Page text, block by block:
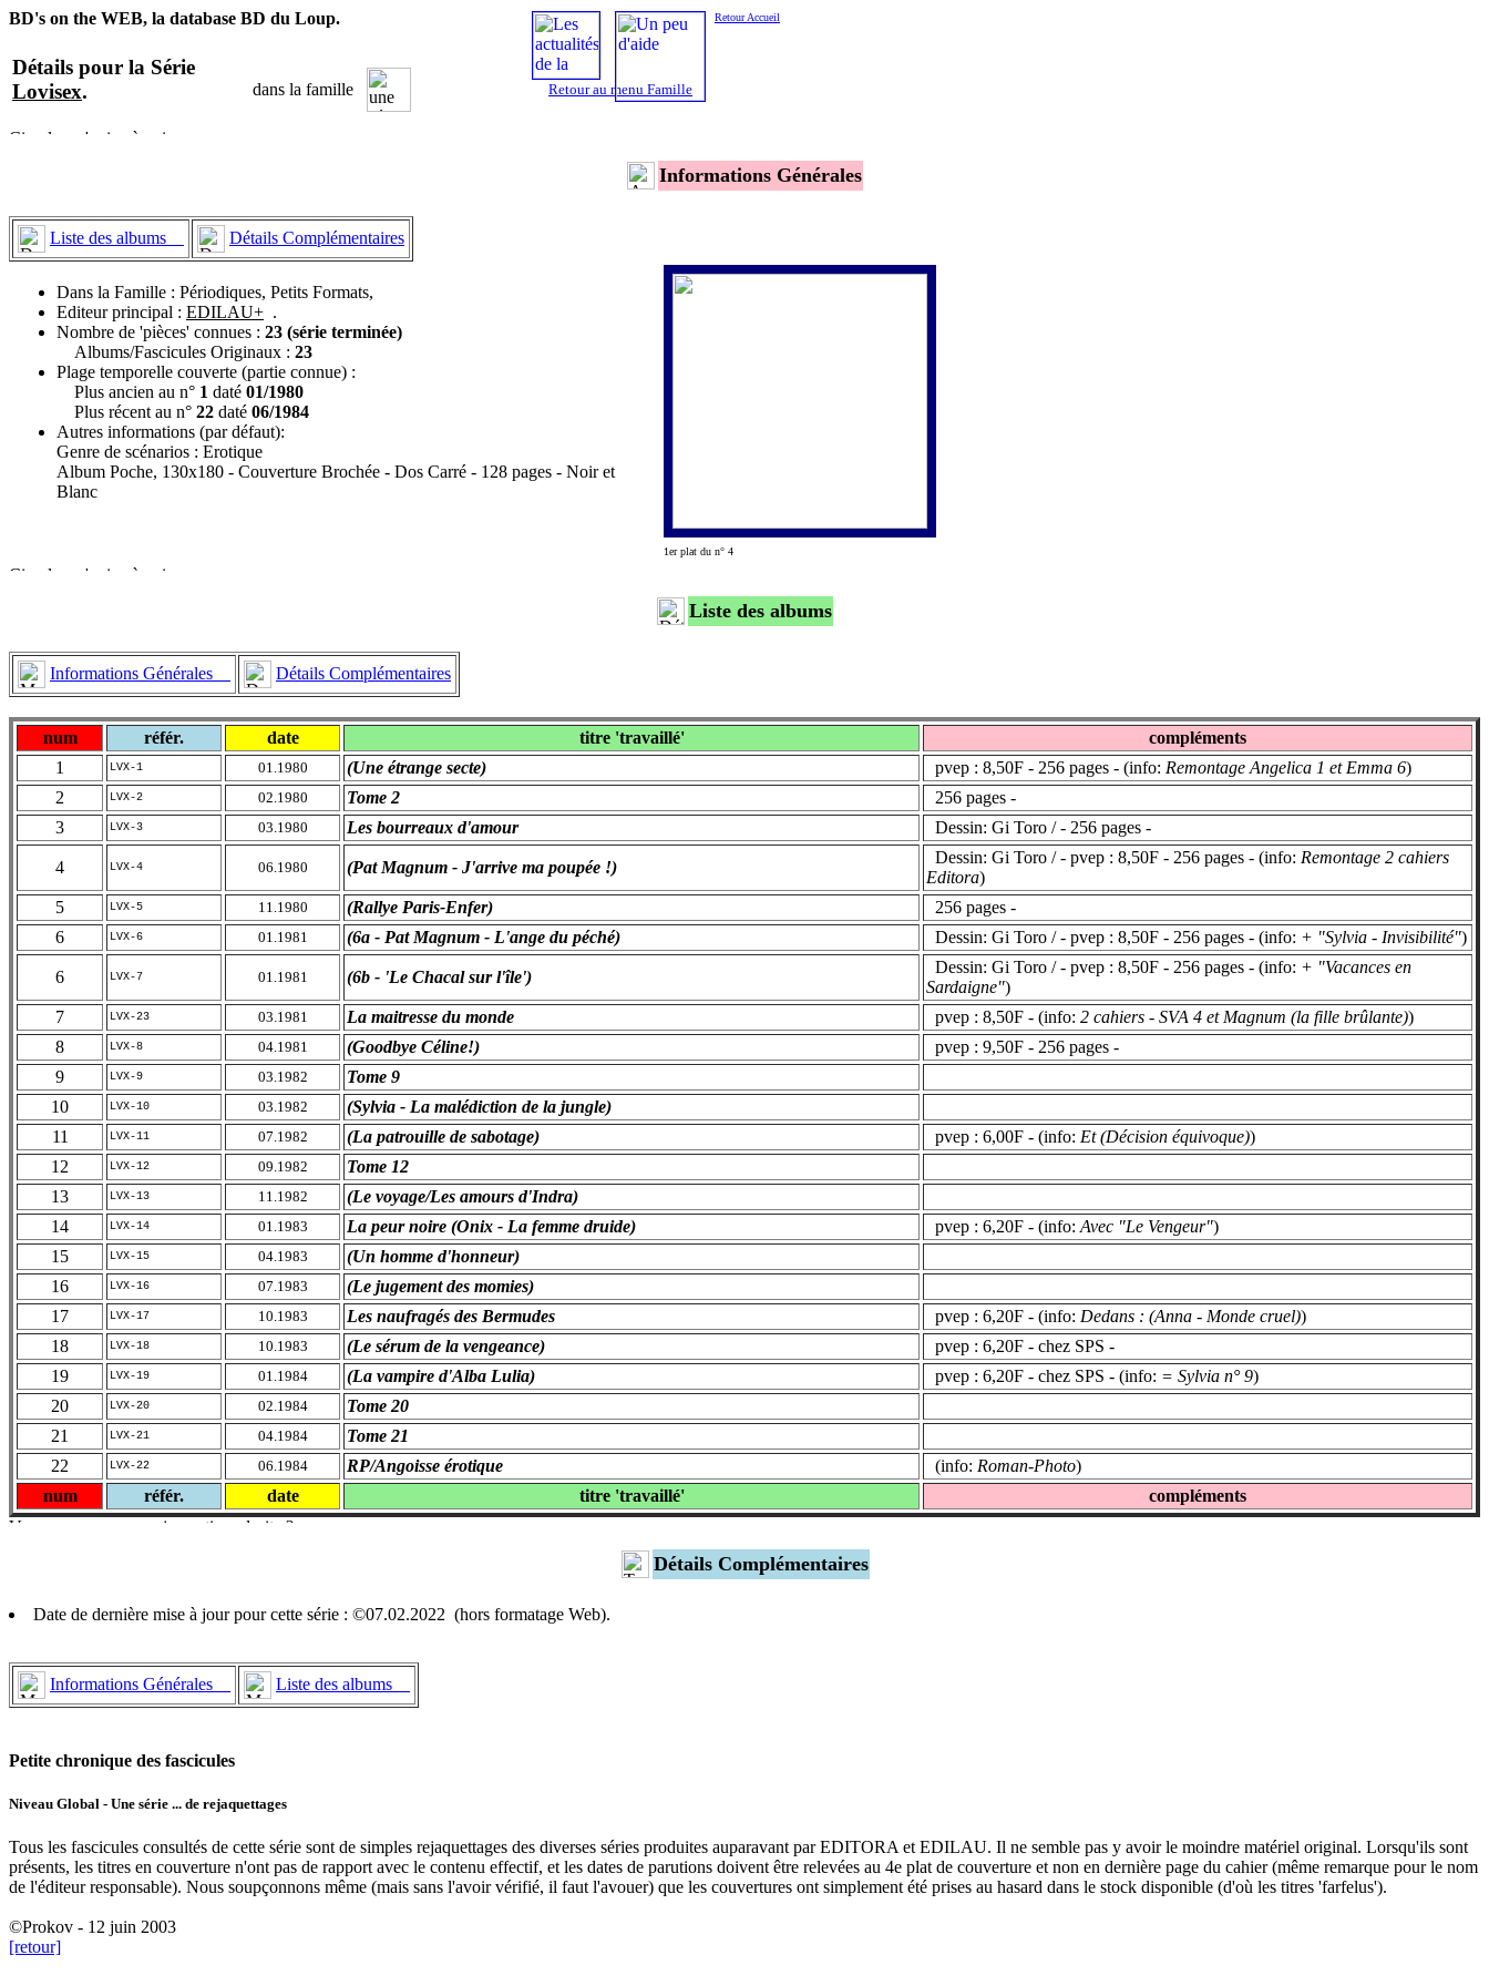
BD's on the WEB, la database BD du Loup.
Détails pour la Série
Lovisex. dans la famille Retour au menu Famille
Informations Générales
Liste des albums Détails Complémentaires
Dans la Famille : Périodiques, Petits Formats,
Editeur principal : EDILAU+ .
Nombre de 'pièces' connues : 23 (série terminée)
Albums/Fascicules Originaux : 23
Plage temporelle couverte (partie connue) :
Plus ancien au n° 1 daté 01/1980
Plus récent au n° 22 daté 06/1984
Autres informations (par défaut):
Genre de scénarios : Erotique
Album Poche, 130x180 - Couverture Brochée - Dos Carré - 128 pages - Noir et
Blanc
1er plat du n° 4
Liste des albums
Informations Générales Détails Complémentaires
num référ. date titre 'travaillé'
compléments
1
LVX-1 01.1980 (Une étrange secte) pvep : 8,50F - 256 pages - (info: Remontage Angelica 1 et Emma 6)
2
LVX-2 02.1980 Tome 2
256 pages -
3
LVX-3 03.1980 Les bourreaux d'amour Dessin: Gi Toro / - 256 pages -
4 LVX-4 06.1980 (Pat Magnum - J'arrive ma poupée !)
Dessin: Gi Toro / - pvep : 8,50F - 256 pages - (info: Remontage 2 cahiers
Editora)
5
LVX-5 11.1980 (Rallye Paris-Enfer)
256 pages -
6
LVX-6 01.1981 (6a - Pat Magnum - L'ange du péché) Dessin: Gi Toro / - pvep : 8,50F - 256 pages - (info: + "Sylvia - Invisibilité")
6 LVX-7 01.1981 (6b - 'Le Chacal sur l'île')
Dessin: Gi Toro / - pvep : 8,50F - 256 pages - (info: + "Vacances en
Sardaigne")
7
LVX-23 03.1981 La maitresse du monde pvep : 8,50F - (info: 2 cahiers - SVA 4 et Magnum (la fille brûlante))
8
LVX-8 04.1981 (Goodbye Céline!)
pvep : 9,50F - 256 pages -
9
LVX-9 03.1982
Tome 9
10
LVX-10 03.1982
(Sylvia - La malédiction de la jungle)
11
LVX-11 07.1982 (La patrouille de sabotage) pvep : 6,00F - (info: Et (Décision équivoque))
12
LVX-12 09.1982
Tome 12
13
LVX-13 11.1982
(Le voyage/Les amours d'Indra)
14
LVX-14 01.1983 La peur noire (Onix - La femme druide) pvep : 6,20F - (info: Avec "Le Vengeur")
15
LVX-15 04.1983
(Un homme d'honneur)
16
LVX-16 07.1983
(Le jugement des momies)
17
LVX-17 10.1983 Les naufragés des Bermudes pvep : 6,20F - (info: Dedans : (Anna - Monde cruel))
18
LVX-18 10.1983 (Le sérum de la vengeance)
pvep : 6,20F - chez SPS -
19
LVX-19 01.1984 (La vampire d'Alba Lulia) pvep : 6,20F - chez SPS - (info: = Sylvia n° 9)
20
LVX-20 02.1984
Tome 20
21
LVX-21 04.1984
Tome 21
22
LVX-22 06.1984 RP/Angoisse érotique (info: Roman-Photo)
num
référ. date titre 'travaillé' compléments
Détails Complémentaires
Date de dernière mise à jour pour cette série : ©07.02.2022 (hors formatage Web).
Informations Générales Liste des albums
Petite chronique des fascicules
Niveau Global - Une série ... de rejaquettages
Tous les fascicules consultés de cette série sont de simples rejaquettages des diverses séries produites auparavant par EDITORA et EDILAU. Il ne semble pas y avoir le moindre matériel original. Lorsqu'ils sont
présents, les titres en couverture n'ont pas de rapport avec le contenu effectif, et les dates de parutions doivent être relevées au 4e plat de couverture et non en dernière page du cahier (même remarque pour le nom
de l'éditeur responsable). Nous soupçonnons même (mais sans l'avoir vérifié, il faut l'avouer) que les couvertures ont simplement été prises au hasard dans le stock disponible (d'où les titres 'farfelus').
©Prokov - 12 juin 2003
[retour]
Retour Accueil